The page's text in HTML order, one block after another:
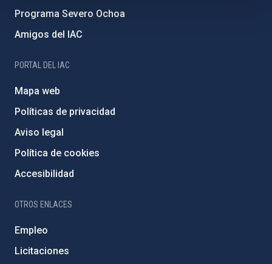
Programa Severo Ochoa
Amigos del IAC
PORTAL DEL IAC
Mapa web
Políticas de privacidad
Aviso legal
Política de cookies
Accesibilidad
OTROS ENLACES
Empleo
Licitaciones